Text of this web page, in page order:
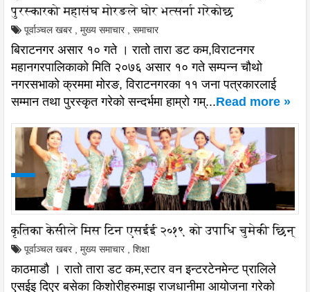
पुरस्कारको महासंघ मोरङले घोर भत्सर्ना गरेकोछ
पूर्वाञ्चल खबर मुख्य समाचार समाचार
बिराटनगर असार १० गते । रातो तारा डट कम,विराटनगर
महानगरपालिकाको मिति २०७६ असार १० गते सम्पन्न चौथो
नगरसभाको क्रममा मोरङ, विराटनगरका ११ जना पत्रकारलाई
सम्मान तथा पुरस्कृत गरेको सन्दर्भमा हाम्रो गम्...Read more »
कृतिका केसीले मिस टिन एसईई २०१९ को उपाधि चुमेकी छिन्
पूर्वाञ्चल खबर मुख्य समाचार शिक्षा
काठमाडौ । रातो तारा डट कम,स्टार वन इन्टरटेनमेन्ट प्रालिले
एसईइ दिएर बसेका किशोरीहरुमाझ राजधानीमा आयोजना गरेको